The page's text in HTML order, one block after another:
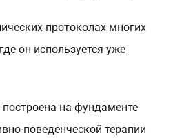
протоколах многих
он используется уже
на фундаменте
поведенческой терапии